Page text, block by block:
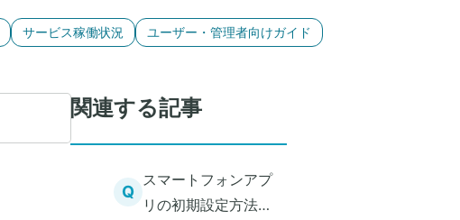
サービス稼働状況 ユーザー・管理者向けガイド
関連する記事
Q
スマートフォンアプ
リの初期設定方法を